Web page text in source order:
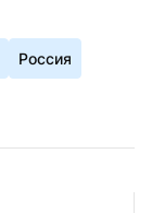
Россия